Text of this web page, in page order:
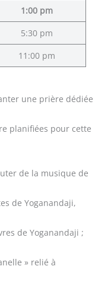
1:00 pm
5:30 pm
11:00 pm
une prière dédiée
planifiées pour cette
de la musique de
de Yoganandaji,
de Yoganandaji ;
» relié à